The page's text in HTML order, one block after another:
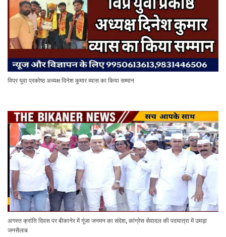
विप्र युवा प्रकोष्ठ अध्यक्ष दिनेश कुमार व्यास का किया सम्मान
अगस्त क्रांति दिवस पर बीकानेर में गूंजा जनमन का संदेश, कांग्रेस सेवादल की पदयात्रा में उमड़ा
जनसैलाब